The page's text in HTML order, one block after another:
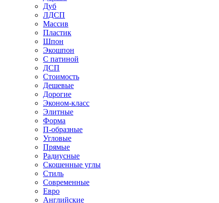
Дуб
ЛДСП
Массив
Пластик
Шпон
Экошпон
С патиной
ДСП
Стоимость
Дешевые
Дорогие
Эконом-класс
Элитные
Форма
П-образные
Угловые
Прямые
Радиусные
Скошенные углы
Стиль
Современные
Евро
Английские